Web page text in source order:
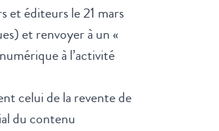
et éditeurs le 21 mars
et renvoyer à un «
à l’activité
celui de la revente de
du contenu